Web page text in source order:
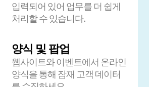
입력되어 있어 업무를 더 쉽게
처리할 수 있습니다.
양식 및 팝업
웹사이트와 이벤트에서 온라인
양식을 통해 잠재 고객 데이터